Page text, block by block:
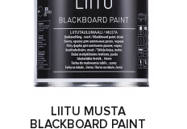
LIITU MUSTA
BLACKBOARD PAINT